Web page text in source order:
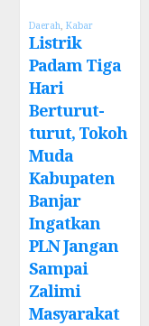
Daerah,Kabar
Listrik
Padam Tiga
Hari
Berturut-
turut, Tokoh
Muda
Kabupaten
Banjar
Ingatkan
PLN Jangan
Sampai
Zalimi
Masyarakat